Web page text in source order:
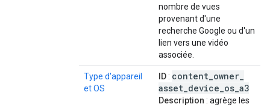
nombre de vues
provenant d'une
recherche Google ou d'un
lien vers une vidéo
associée.
Type d'appareil
et OS
ID: content owner
asset device os a3
Description : agrège les